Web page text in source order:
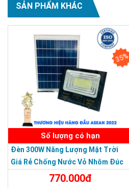
SẢN PHẨM KHÁC
35%
Số lượng có hạn
Đèn 300W Năng Lượng Mặt Trời
Giá Rẻ Chống Nước Vỏ Nhôm Đúc
770.000đ